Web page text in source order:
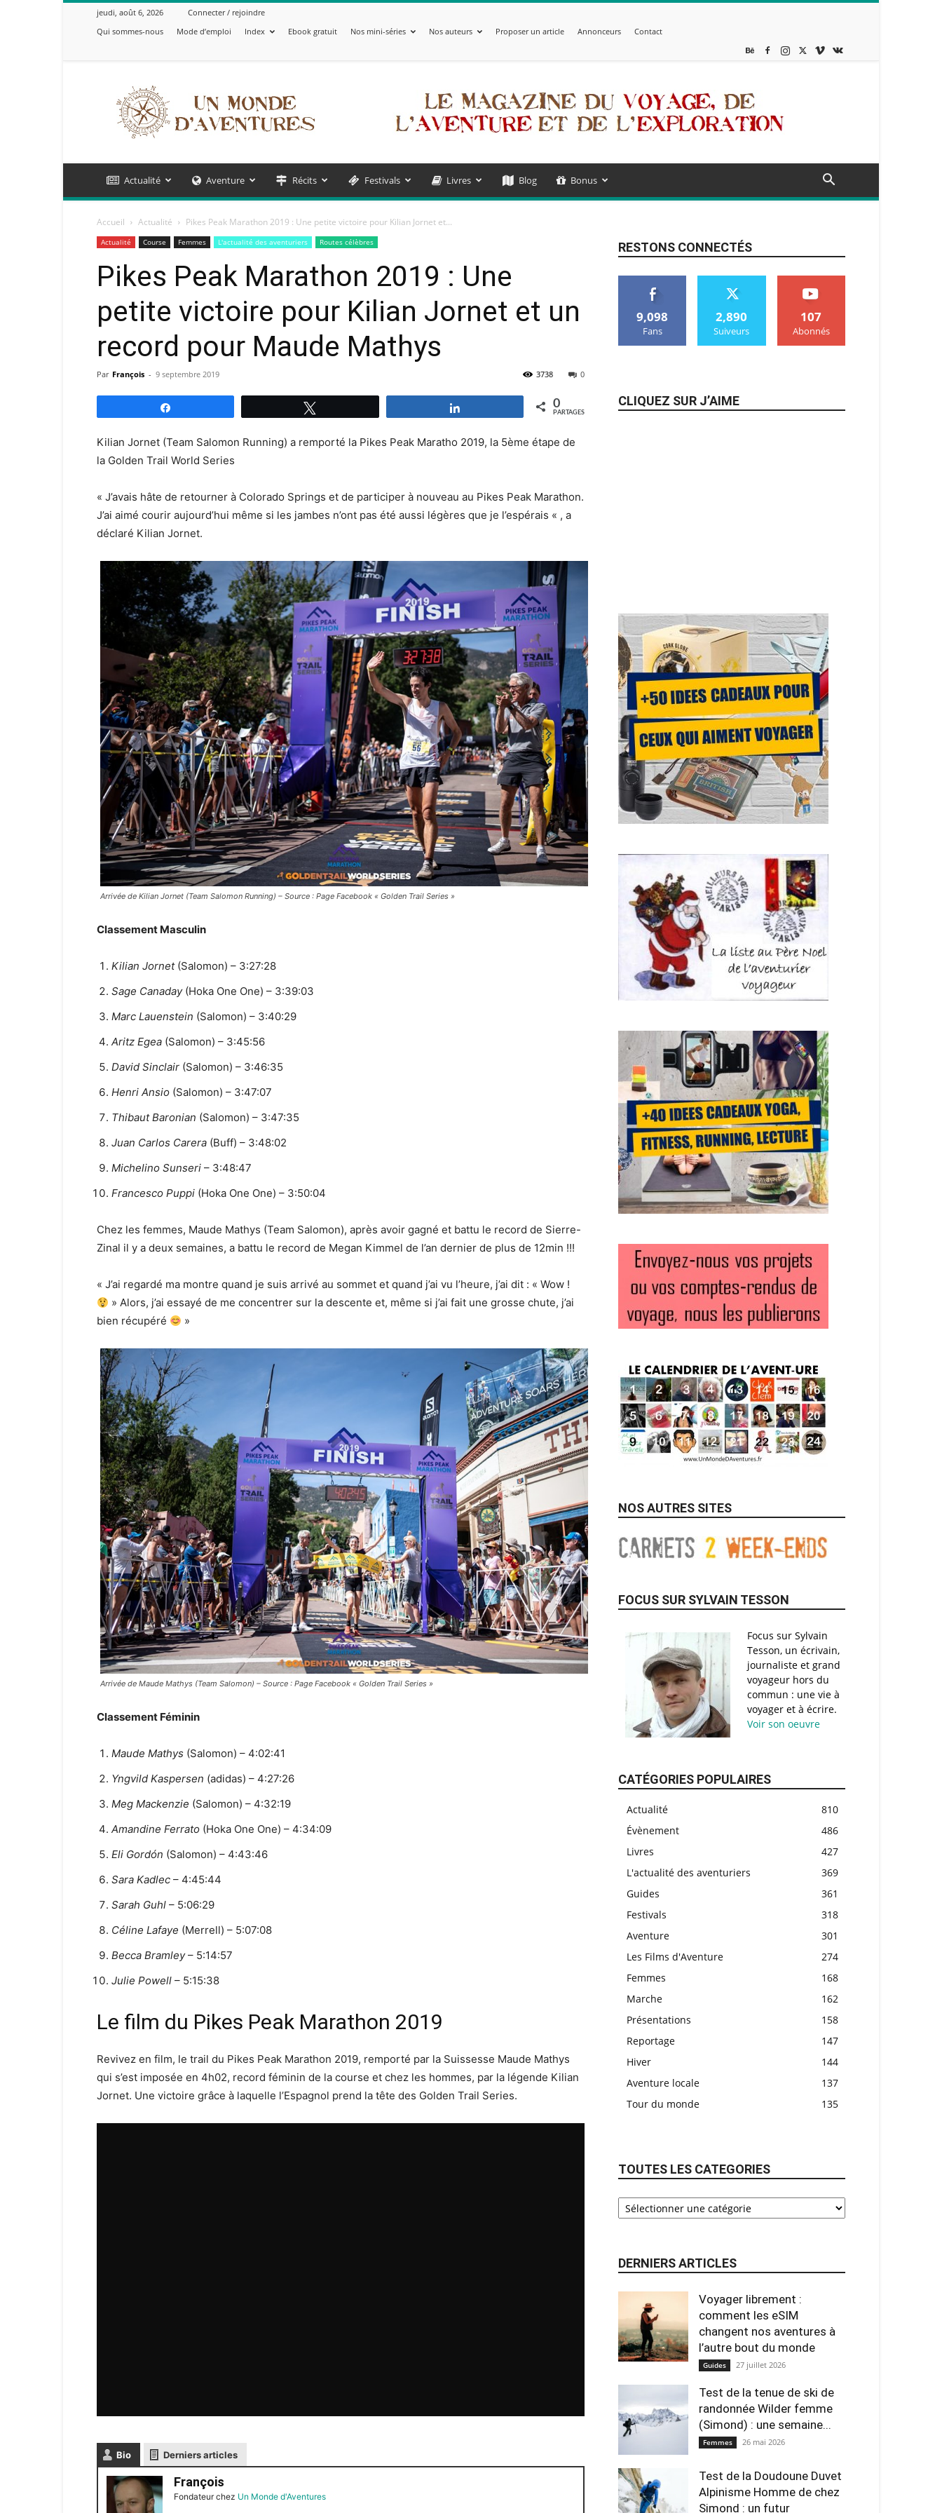
jeudi, août 6, 2026
Connecter / rejoindre
Qui sommes-nous
Mode d’emploi Index Ebook gratuit Nos mini-séries Nos auteurs Proposer un article Annonceurs Contact
Monde
d'Aventures
Actualité Aventure Récits Festivals Livres Blog Bonus
Accueil Actualité Pikes Peak Marathon 2019 : Une petite victoire pour Kilian Jornet et...
Actualité Course Femmes L'actualité des aventuriers Routes célèbres
Pikes Peak Marathon 2019 : Une
petite victoire pour Kilian Jornet et un
record pour Maude Mathys
Par François - 9 septembre 2019 0
3738
0
PARTAGES
Kilian Jornet (Team Salomon Running) a remporté la Pikes Peak Maratho 2019, la 5ème étape de
la Golden Trail World Series
« J’avais hâte de retourner à Colorado Springs et de participer à nouveau au Pikes Peak Marathon.
J’ai aimé courir aujourd’hui même si les jambes n’ont pas été aussi légères que je l’espérais « , a
déclaré Kilian Jornet.
Arrivée de Kilian Jornet (Team Salomon Running) – Source : Page Facebook « Golden Trail Series »
Classement Masculin
Kilian Jornet(Salomon) – 3:27:28
Sage Canaday(Hoka One One) – 3:39:03
Marc Lauenstein (Salomon) – 3:40:29
Aritz Egea (Salomon) – 3:45:56
David Sinclair (Salomon) – 3:46:35
Henri Ansio (Salomon) – 3:47:07
Thibaut Baronian (Salomon) – 3:47:35
Juan Carlos Carera (Buff) – 3:48:02
Michelino Sunseri – 3:48:47
Francesco Puppi (Hoka One One) – 3:50:04
Chez les femmes, Maude Mathys (Team Salomon), après avoir gagné et battu le record de Sierre-
Zinal il y a deux semaines, a battu le record de Megan Kimmel de l’an dernier de plus de 12min !!!
« J’ai regardé ma montre quand je suis arrivé au sommet et quand j’ai vu l’heure, j’ai dit : « Wow !
» Alors, j’ai essayé de me concentrer sur la descente et, même si j’ai fait une grosse chute, j’ai
bien récupéré
»
Arrivée de Maude Mathys (Team Salomon) – Source : Page Facebook « Golden Trail Series »
Classement Féminin
Maude Mathys (Salomon) – 4:02:41
Yngvild Kaspersen (adidas) – 4:27:26
Meg Mackenzie (Salomon) – 4:32:19
Amandine Ferrato (Hoka One One) – 4:34:09
Eli Gordón (Salomon) – 4:43:46
Sara Kadlec – 4:45:44
Sarah Guhl – 5:06:29
Céline Lafaye (Merrell) – 5:07:08
Becca Bramley– 5:14:57
Julie Powell – 5:15:38
Le film du Pikes Peak Marathon 2019
Revivez en film, le trail du Pikes Peak Marathon 2019, remporté par la Suissesse Maude Mathys
qui s’est imposée en 4h02, record féminin de la course et chez les hommes, par la légende Kilian
Jornet. Une victoire grâce à laquelle l’Espagnol prend la tête des Golden Trail Series.
Bio Derniers articles
François
Fondateurchez Un Monde d'Aventures
RESTONS CONNECTÉS
9,098
Fans
2,890
Suiveurs
107
Abonnés
CLIQUEZ SUR J’AIME
NOS AUTRES SITES
FOCUS SUR SYLVAIN TESSON
Focus sur Sylvain
Tesson, un écrivain,
journaliste et grand
voyageur hors du
commun : une vie à
voyager et à écrire.
Voir son oeuvre
CATÉGORIES POPULAIRES
Actualité
810
Évènement
486
Livres
427
L'actualité des aventuriers
369
Guides
361
Festivals
318
Aventure
301
Les Films d'Aventure
274
Femmes
168
Marche
162
Présentations
158
Reportage
147
Hiver
144
Aventure locale
137
Tour du monde
135
TOUTES LES CATEGORIES
DERNIERS ARTICLES
Voyager librement :
comment les eSIM
changent nos aventures à
l’autre bout du monde
Guides 27 juillet 2026
Test de la tenue de ski de
randonnée Wilder femme
(Simond) : une semaine...
Femmes 26 mai 2026
Test de la Doudoune Duvet
Alpinisme Homme de chez
Simond : un futur